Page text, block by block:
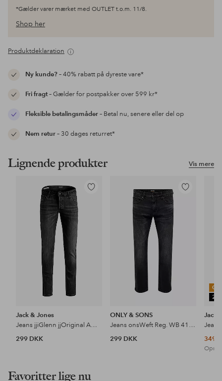
*Gælder varer mærket med OUTLET t.o.m. 11/8.
Shop her
Produktdeklaration
Ny kunde?– 40% rabatt på dyreste vare*
Fri fragt– Gælder for postpakker over 599 kr*
Fleksible betalingsmåder– Betal nu, senere eller del op
Nem retur– 30 dages returret*
Vis mere
Lignende produkter
Tilføj
Jack & Jones
Jeans jjiGlenn jjOriginal AM 817
299 DKK
Tilføj
ONLY & SONS
Jeans onsWeft Reg. WB 4101 Pim Dnm
299 DKK
Jack
349
Favoritter lige nu